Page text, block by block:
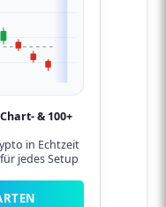
& 100+
in Echtzeit
jedes Setup